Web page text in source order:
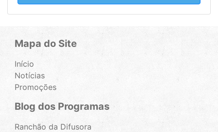
Mapa do Site
Início
Notícias
Promoções
Blog dos Programas
Ranchão da Difusora